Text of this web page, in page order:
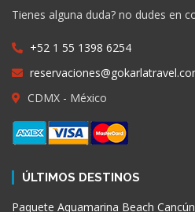
Tienes alguna duda? no dudes en
+52 1 55 1398 6254
CDMX - México
ÚLTIMOS DESTINOS
Paquete Aquamarina Beach Cancún